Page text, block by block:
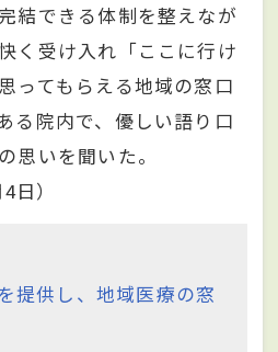
結できる体制を整えなが
く受け入れ「ここに行け
ってもらえる地域の窓口
る院内で、優しい語り口
思いを聞いた。
日）
提供し、地域医療の窓